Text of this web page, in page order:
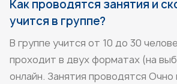
Как проводятся занятия и
учится в группе?
В группе учится от 10 до 30
проходит в двух форматах (на
онлайн. Занятия проводятся Очно